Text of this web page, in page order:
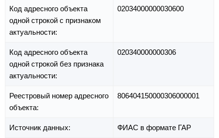
Код адресного объекта
одной строкой с признаком
актуальности:
02034000000030600
Код адресного объекта
одной строкой без признака
актуальности:
020340000000306
Реестровый номер адресного
объекта:
806404150000306000001
Источник данных: ФИАС в формате ГАР